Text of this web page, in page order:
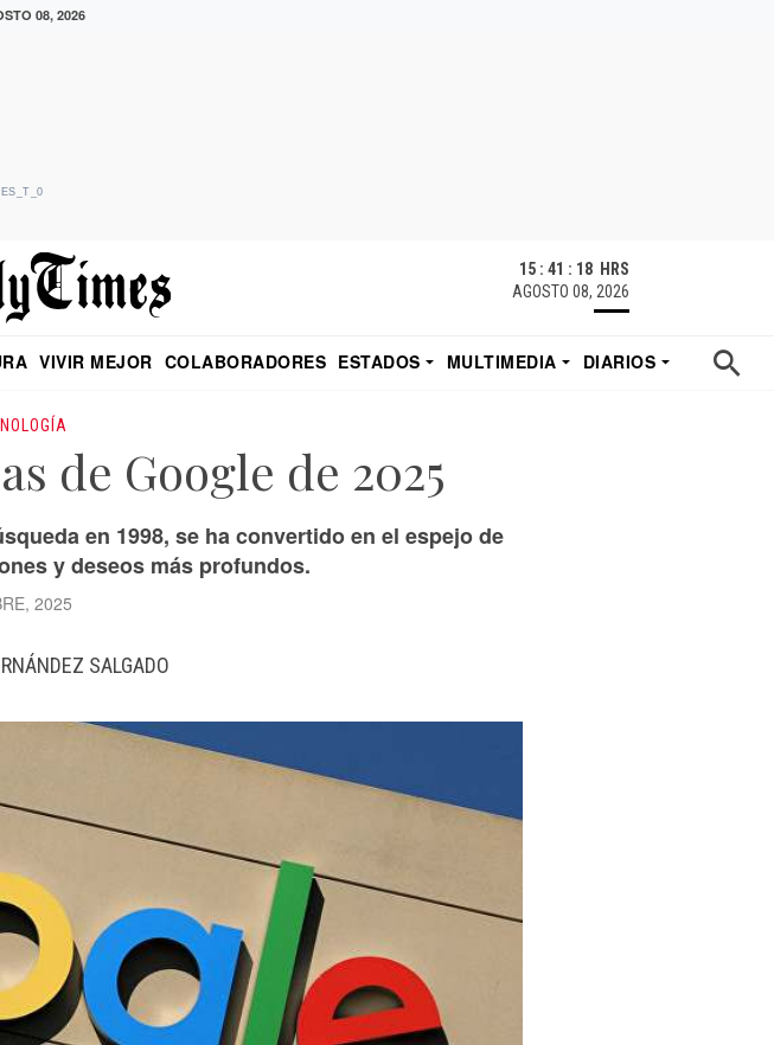
08, 2026
15 : 41 : 19 HRS
AGOSTO 08, 2026
VIVIR MEJOR COLABORADORES ESTADOS MULTIMEDIA
DIARIOS
de Google de 2025
en 1998, se ha convertido en el espejo de
y deseos más profundos.
2025
SALGADO